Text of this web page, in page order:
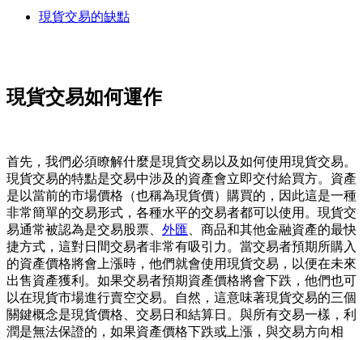
現貨交易的缺點
現貨交易如何運作
首先，我們必須瞭解什麼是現貨交易以及如何使用現貨交易。
現貨交易的特點是交易中涉及的資產會立即交付給買方。資產
是以當前的市場價格（也稱為現貨價）購買的，因此這是一種
非常簡單的交易形式，各種水平的交易者都可以使用。現貨交
易通常被認為是交易股票、 外匯 、商品和其他金融資產的最快
捷方式，這對日間交易者非常有吸引力。當交易者預期所購入
的資產價格將會上漲時，他們就會使用現貨交易，以便在未來
出售資產獲利。如果交易者預期資產價格將會下跌，他們也可
以在現貨市場進行賣空交易。自然，這意味著現貨交易的三個
關鍵概念是現貨價格、交易日和結算日。與所有交易一樣，利
潤是無法保證的，如果資產價格下跌或上漲，與交易方向相